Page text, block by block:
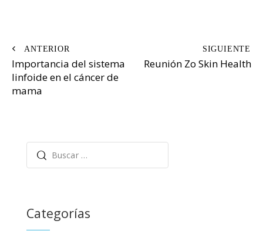
Importancia del sistema
linfoide en el cáncer de
mama
Reunión Zo Skin Health
Categorías